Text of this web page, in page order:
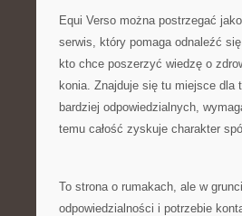
Equi Verso można postrzegać
serwis, który pomaga odnaleźć
kto chce poszerzyć wiedzę o
konia. Znajduje się tu miejsce
bardziej odpowiedzialnych,
temu całość zyskuje charakter
To strona o rumakach, ale w
odpowiedzialności i potrzebie